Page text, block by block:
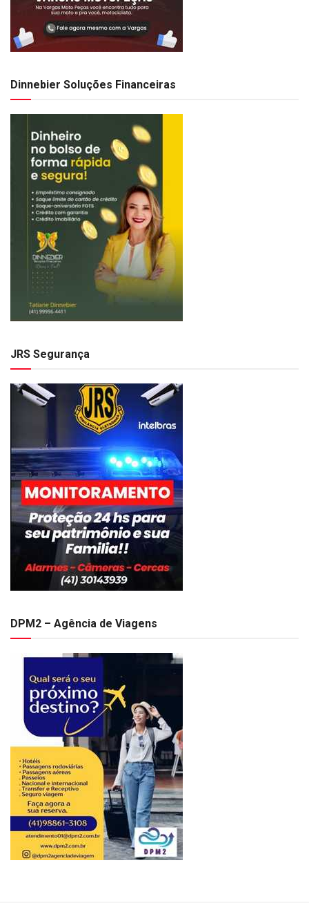
Dinnebier Soluções Financeiras
JRS Segurança
DPM2 – Agência de Viagens